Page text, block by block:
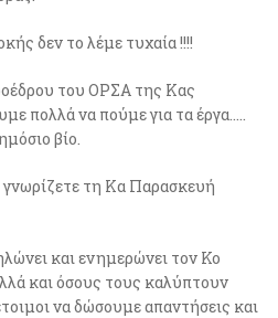
δεν το λέμε τυχαία !!!!
του ΟΡΣΑ της Κας
πολλά να πούμε για τα έργα…..
βίο.
τη Κα Παρασκευή
και ενημερώνει τον Κο
και όσους τους καλύπτουν
να δώσουμε απαντήσεις και